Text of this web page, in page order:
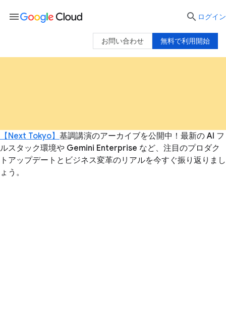
【Next Tokyo】 基調講演のアーカイブを公開中！最新の AI フ
ルスタック環境や Gemini Enterprise など、注目のプロダク
トアップデートとビジネス変革のリアルを今すぐ振り返りまし
ょう。
menu  ログイン
無料で利用開始
お問い合わせ